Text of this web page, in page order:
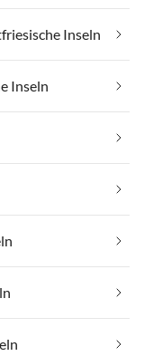
Inseln
Inseln